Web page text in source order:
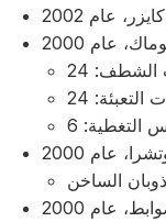
عام 2002
عام 2000
24
24
التغطية: 6
عام 2000
الساخن
عام 2000